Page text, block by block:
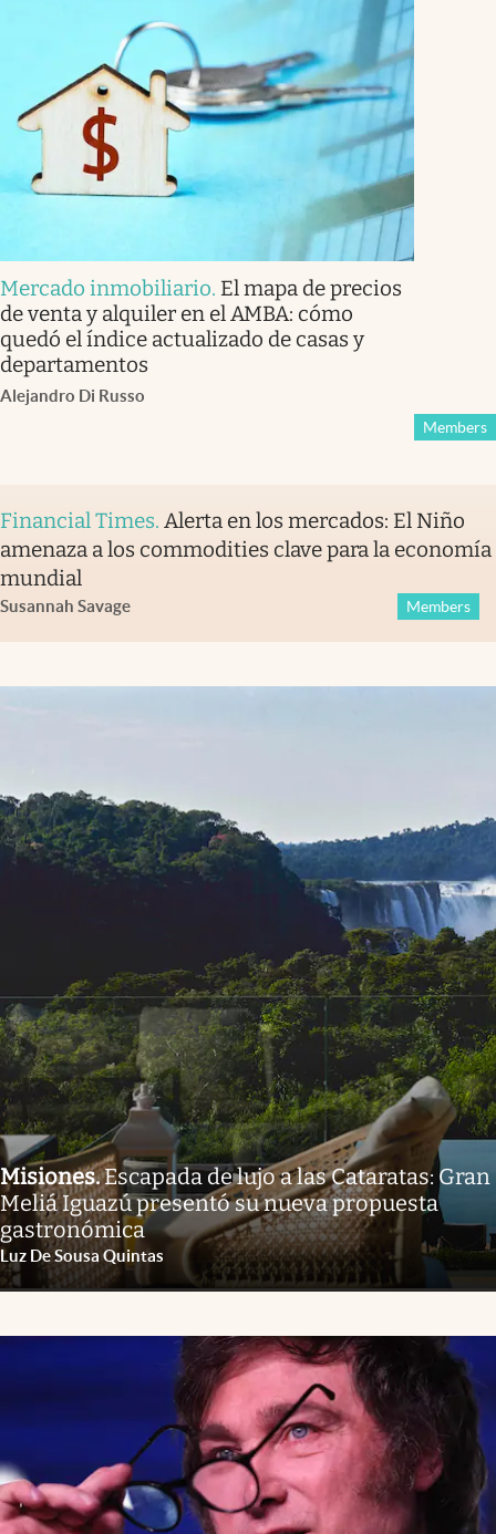
Mercado inmobiliario. El mapa de precios
de venta y alquiler en el AMBA: cómo
quedó el índice actualizado de casas y
departamentos
Alejandro Di Russo
Members
Financial Times. Alerta en los mercados: El Niño
amenaza a los commodities clave para la economía
mundial
Susannah Savage Members
Misiones.Escapada de lujo a las Cataratas: Gran
Meliá Iguazú presentó su nueva propuesta
gastronómica
Luz De Sousa Quintas